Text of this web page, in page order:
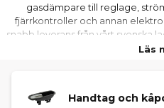
gasdämpare till reglage,
fjärrkontroller och annan
snabb leverans från vårt svenska
ut, känns ny invändigt ochLäs
Handtag och